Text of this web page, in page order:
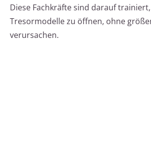
Diese Fachkräfte sind darauf
Tresormodelle zu öffnen, ohne
verursachen.